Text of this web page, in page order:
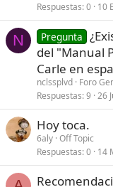
Respuestas 0 10
N Pregunta
del "Manual
Carle en
nclssplvd Foro
Respuestas 9 26
Hoy toca.
6aly Off Topic
Respuestas 0 14